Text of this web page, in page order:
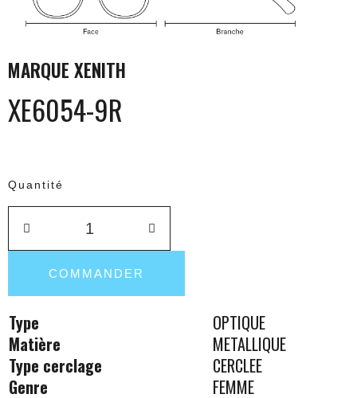
MARQUE XENITH
XE6054-9R
Quantité
COMMANDER
Type
OPTIQUE
Matière
METALLIQUE
Type cerclage
CERCLEE
Genre
FEMME